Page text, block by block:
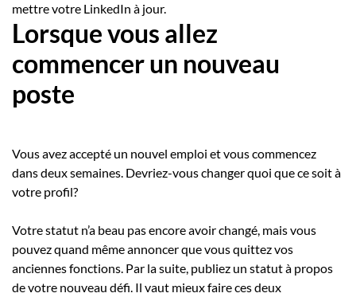
mettre votre LinkedIn à jour.
Lorsque vous allez
commencer un nouveau
poste
Vous avez accepté un nouvel emploi et vous commencez
dans deux semaines. Devriez-vous changer quoi que ce soit à
votre profil?
Votre statut n’a beau pas encore avoir changé, mais vous
pouvez quand même annoncer que vous quittez vos
anciennes fonctions. Par la suite, publiez un statut à propos
de votre nouveau défi. Il vaut mieux faire ces deux